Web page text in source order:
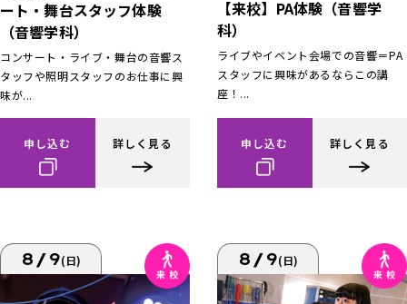
ート・舞台スタッフ体験
（音響学科）
コンサート・ライブ・舞台の音響ス
タッフや照明スタッフのお仕事に興
味が...
申し込む 詳しく見る
【来校】PA体験（音響学
科）
ライブやイベント会場での音響＝PA
スタッフに興味があるならこの講
座！...
申し込む 詳しく見る
8/9(日) 8/9(日)